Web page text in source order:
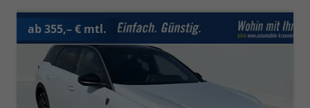
ab 355,– € mtl.